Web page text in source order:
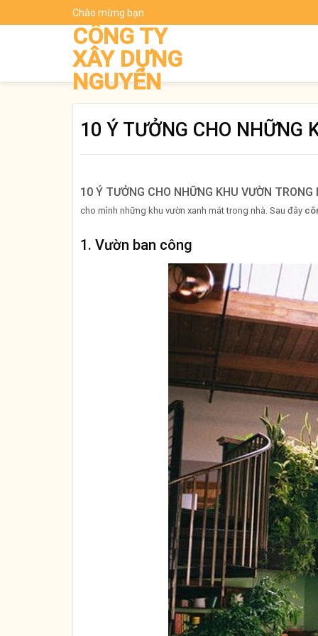
to
Chào mừng bạn
CÔNG TY
XÂY DỰNG
NGUYÊN
10 Ý TƯỞNG CHO NHỮNG
10 Ý TƯỞNG CHO NHỮNG KHU VƯỜN
cho mình những khu vườn xanh mát trong nhà. Sau đây
1. Vườn ban công
Dự